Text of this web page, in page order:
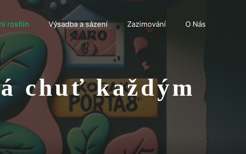
rostlin Výsadba a sázení Zazimování O Nás
chuť každým